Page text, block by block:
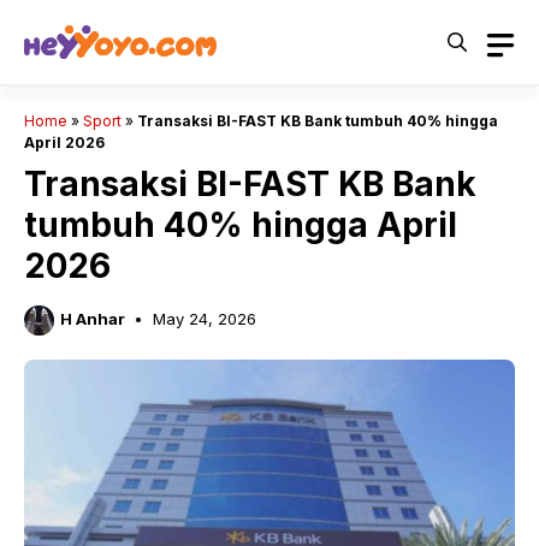
Home » Sport » Transaksi BI-FAST KB Bank tumbuh 40% hingga
April 2026
Transaksi BI-FAST KB Bank
tumbuh 40% hingga April
2026
H Anhar May 24, 2026